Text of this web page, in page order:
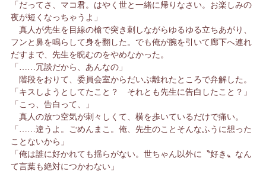
「だってさ、マコ君。はやく世と一緒に帰りなさい。お楽しみの
夜が短くなっちゃうよ」
真人が先生を目線の槍で突き刺しながらゆるゆる立ちあがり、
フンと鼻を鳴らして身を翻した。でも俺が腕を引いて廊下へ連れ
だすまで、先生を睨むのをやめなかった。
「……冗談だから、あんなの」
階段をおりて、委員会室からだいぶ離れたところで弁解した。
「キスしようとしてたこと？ それとも先生に告白したこと？」
「こっ、告白って、」
真人の放つ空気が刺々しくて、横を歩いているだけで痛い。
「……違うよ。ごめんまこ。俺、先生のことそんなふうに想った
ことないから」
「俺は誰に好かれても揺らがない。世ちゃん以外に〝好き〟なん
て言葉も絶対につかわない」